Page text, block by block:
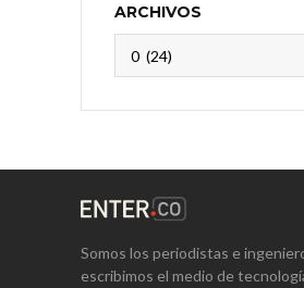
ARCHIVOS
Somos los periodistas e
escribimos el medio de